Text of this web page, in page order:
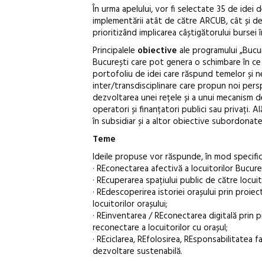
În urma apelului, vor fi selectate 35 de
implementării atât de către ARCUB, cât și
prioritizând implicarea câștigătorului bursei
Principalele obiective ale programului
București care pot genera o schimbare în
portofoliu de idei care răspund temelor și
inter/transdisciplinare care propun noi
dezvoltarea unei rețele și a unui mecanism
operatori și finanțatori publici sau privați.
în subsidiar și a altor obiective
Teme
Ideile propuse vor răspunde, în mod
· REconectarea afectivă a locuitorilor
· REcuperarea spațiului public de către
· REdescoperirea istoriei orașului prin
locuitorilor orașului;
· REinventarea / REconectarea digitală
reconectare a locuitorilor cu orașul;
· REciclarea, REfolosirea,
dezvoltare sustenabilă.